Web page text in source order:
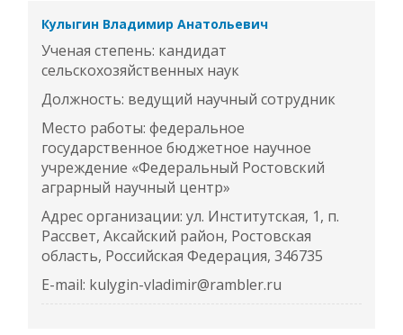
Кулыгин Владимир Анатольевич
Ученая степень: кандидат
сельскохозяйственных наук
Должность: ведущий научный сотрудник
Место работы: федеральное
государственное бюджетное научное
учреждение «Федеральный Ростовский
аграрный научный центр»
Адрес организации: ул. Институтская, 1, п.
Рассвет, Аксайский район, Ростовская
область, Российская Федерация, 346735
E-mail: kulygin-vladimir@rambler.ru